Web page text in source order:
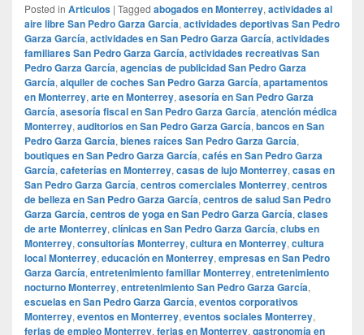
Posted in Articulos | Tagged abogados en Monterrey, actividades al
aire libre San Pedro Garza García, actividades deportivas San Pedro
Garza García, actividades en San Pedro Garza García, actividades
familiares San Pedro Garza García, actividades recreativas San
Pedro Garza García, agencias de publicidad San Pedro Garza
García, alquiler de coches San Pedro Garza García, apartamentos
en Monterrey, arte en Monterrey, asesoría en San Pedro Garza
García, asesoría fiscal en San Pedro Garza García, atención médica
Monterrey, auditorios en San Pedro Garza García, bancos en San
Pedro Garza García, bienes raíces San Pedro Garza García,
boutiques en San Pedro Garza García, cafés en San Pedro Garza
García, cafeterías en Monterrey, casas de lujo Monterrey, casas en
San Pedro Garza García, centros comerciales Monterrey, centros
de belleza en San Pedro Garza García, centros de salud San Pedro
Garza García, centros de yoga en San Pedro Garza García, clases
de arte Monterrey, clínicas en San Pedro Garza García, clubs en
Monterrey, consultorías Monterrey, cultura en Monterrey, cultura
local Monterrey, educación en Monterrey, empresas en San Pedro
Garza García, entretenimiento familiar Monterrey, entretenimiento
nocturno Monterrey, entretenimiento San Pedro Garza García,
escuelas en San Pedro Garza García, eventos corporativos
Monterrey, eventos en Monterrey, eventos sociales Monterrey,
ferias de empleo Monterrey, ferias en Monterrey, gastronomía en